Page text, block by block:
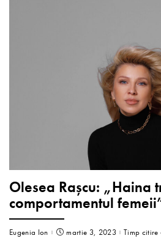
Olesea Rașcu: „Haina
comportamentul
Eugenia Ion martie 3, 2023 Timp citire